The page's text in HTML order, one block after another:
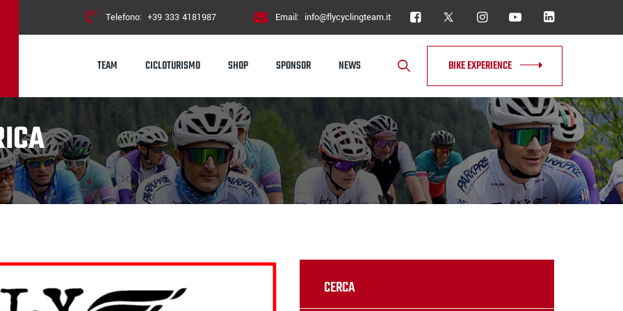
Telefono: +39 333 4181987 Email: info@flycyclingteam.it
TEAM CICLOTURISMO SHOP SPONSOR NEWS BIKE EXPERIENCE
CERCA